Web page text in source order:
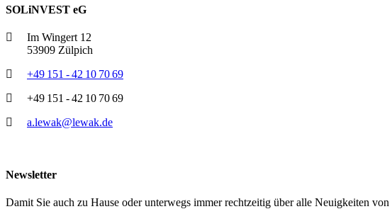
SOLiNVEST eG
Im Wingert 12
53909 Zülpich
+49 151 - 42 10 70 69
+49 151 - 42 10 70 69
a.lewak@lewak.de
Newsletter
Damit Sie auch zu Hause oder unterwegs immer rechtzeitig über alle Neuigkeiten